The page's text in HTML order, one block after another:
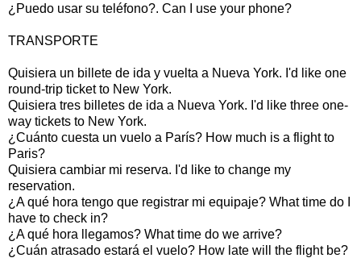
¿Puedo usar su teléfono?. Can I use your phone?
TRANSPORTE
Quisiera un billete de ida y vuelta a Nueva York. I'd like one
round-trip ticket to New York.
Quisiera tres billetes de ida a Nueva York. I'd like three one-
way tickets to New York.
¿Cuánto cuesta un vuelo a París? How much is a flight to
Paris?
Quisiera cambiar mi reserva. I'd like to change my
reservation.
¿A qué hora tengo que registrar mi equipaje? What time do I
have to check in?
¿A qué hora llegamos? What time do we arrive?
¿Cuán atrasado estará el vuelo? How late will the flight be?